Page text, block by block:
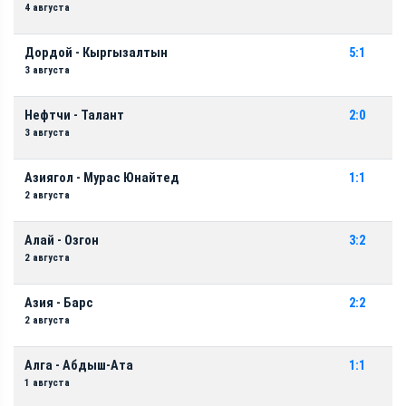
4 августа
Дордой - Кыргызалтын
3 августа
5:1
Нефтчи - Талант
3 августа
2:0
Азиягол - Мурас Юнайтед
2 августа
1:1
Алай - Озгон
2 августа
3:2
Азия - Барс
2 августа
2:2
Алга - Абдыш-Ата
1 августа
1:1